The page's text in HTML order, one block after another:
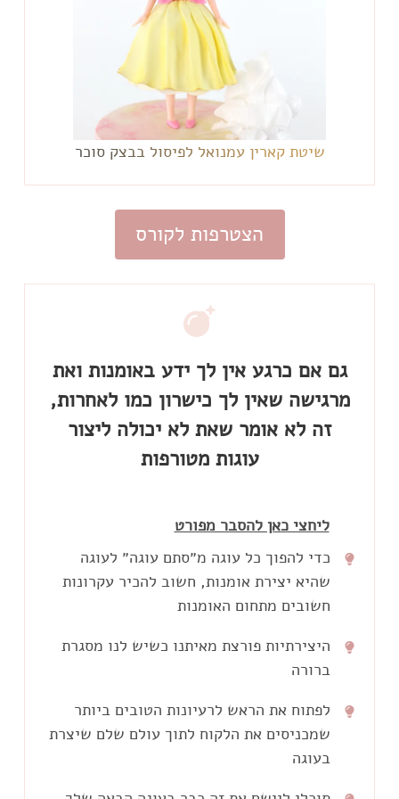
שיטת קארין עמנואל לפיסול בבצק סוכר
הצטרפות לקורס
גם אם כרגע אין לך ידע באומנות ואת
זה לא אומר שאת לא יכולה ליצור
עוגות מטורפות
ליחצי כאן להסבר מפורט
כדי להפוך כל עוגה מ״סתם עוגה״ לעוגה
שהיא יצירת אומנות, חשוב להכיר עקרונות
חשובים מתחום האומנות
באקדמיה את מקבלת במתנה מגוון הדרכות
שישלימו לך פערים אומנותיים כמו התאמות
היצירתיות פורצת מאיתנו כשיש לנו מסגרת
ברורה
כדי שנוכל לתת ביטוי מלא ליצירתיות שלנו
וכדי שנוכל לקצר את זמני העבודה אנחנו
חייבות לדעת איך לתכנן מראש את עיצוב
לפתוח את הראש לרעיונות הטובים ביותר
שמכניסים את הלקוח לתוך עולם שלם שיצרת
בעוגה